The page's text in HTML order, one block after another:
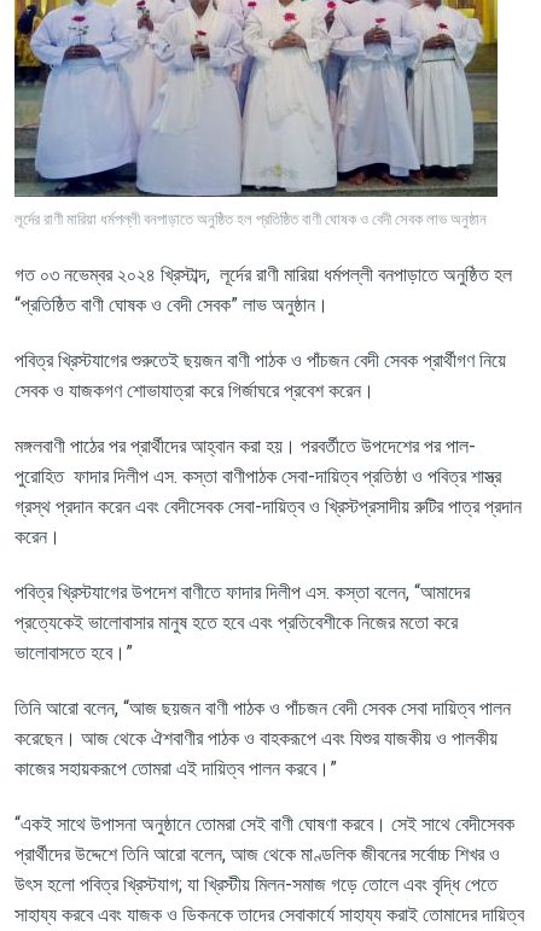
লূর্দের রাণী মারিয়া ধর্মপল্লী বনপাড়াতে অনুষ্ঠিত হল প্রতিষ্ঠিত বাণী ঘোষক ও বেদী সেবক লাভ অনুষ্ঠান
গত ০৩ নভেম্বর ২০২৪ খ্রিস্টাব্দ, লূর্দের রাণী মারিয়া ধর্মপল্লী বনপাড়াতে অনুষ্ঠিত হল
“প্রতিষ্ঠিত বাণী ঘোষক ও বেদী সেবক” লাভ অনুষ্ঠান।
পবিত্র খ্রিস্টযাগের শুরুতেই ছয়জন বাণী পাঠক ও পাঁচজন বেদী সেবক প্রার্থীগণ নিয়ে
সেবক ও যাজকগণ শোভাযাত্রা করে গির্জাঘরে প্রবেশ করেন।
মঙ্গলবাণী পাঠের পর প্রার্থীদের আহ্বান করা হয়। পরবর্তীতে উপদেশের পর পাল-
পুরোহিত ফাদার দিলীপ এস. কস্তা বাণীপাঠক সেবা-দায়িত্ব প্রতিষ্ঠা ও পবিত্র শাস্ত্র
গ্রস্থ প্রদান করেন এবং বেদীসেবক সেবা-দায়িত্ব ও খ্রিস্টপ্রসাদীয় রুটির পাত্র প্রদান
করেন।
পবিত্র খ্রিস্টযাগের উপদেশ বাণীতে ফাদার দিলীপ এস. কস্তা বলেন, “আমাদের
প্রত্যেকেই ভালোবাসার মানুষ হতে হবে এবং প্রতিবেশীকে নিজের মতো করে
ভালোবাসতে হবে।”
তিনি আরো বলেন, “আজ ছয়জন বাণী পাঠক ও পাঁচজন বেদী সেবক সেবা দায়িত্ব পালন
করেছেন। আজ থেকে ঐশবাণীর পাঠক ও বাহকরূপে এবং যিশুর যাজকীয় ও পালকীয়
কাজের সহায়করূপে তোমরা এই দায়িত্ব পালন করবে।”
“একই সাথে উপাসনা অনুষ্ঠানে তোমরা সেই বাণী ঘোষণা করবে। সেই সাথে বেদীসেবক
প্রার্থীদের উদ্দেশে তিনি আরো বলেন, আজ থেকে মাণ্ডলিক জীবনের সর্বোচ্চ শিখর ও
উৎস হলো পবিত্র খ্রিস্টযাগ; যা খ্রিস্টীয় মিলন-সমাজ গড়ে তোলে এবং বৃদ্ধি পেতে
সাহায্য করবে এবং যাজক ও ডিকনকে তাদের সেবাকার্যে সাহায্য করাই তোমাদের দায়িত্ব